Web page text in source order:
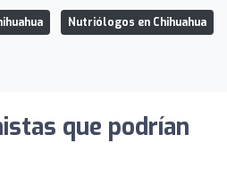
Nutriólogos en Chihuahua
que podrían